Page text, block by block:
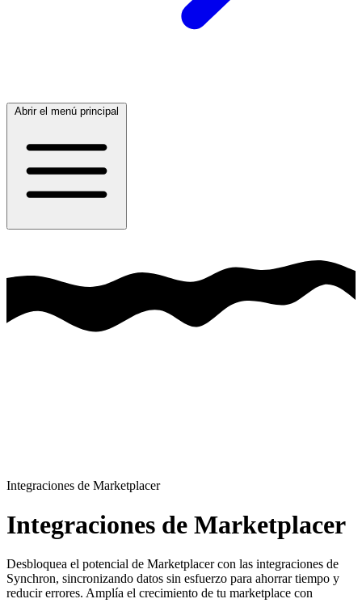
Abrir el menú principal
Integraciones de Marketplacer
Integraciones de Marketplacer
Desbloquea el potencial de Marketplacer con las integraciones de
Synchron, sincronizando datos sin esfuerzo para ahorrar tiempo y
reducir errores. Amplía el crecimiento de tu marketplace con